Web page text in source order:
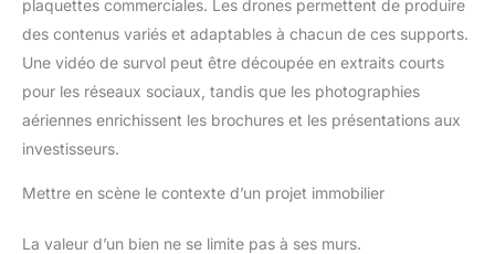
plaquettes commerciales. Les drones permettent de produire
des contenus variés et adaptables à chacun de ces supports.
Une vidéo de survol peut être découpée en extraits courts
pour les réseaux sociaux, tandis que les photographies
aériennes enrichissent les brochures et les présentations aux
investisseurs.
Mettre en scène le contexte d’un projet immobilier
La valeur d’un bien ne se limite pas à ses murs.